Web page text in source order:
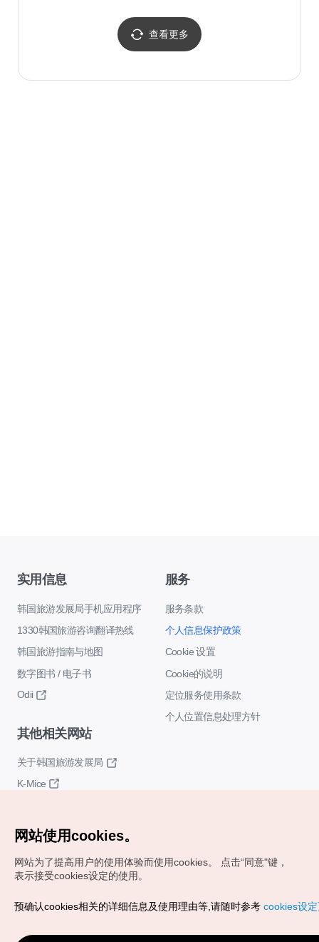
查看更多
实用信息
韩国旅游发展局手机应用程序
1330韩国旅游咨询翻译热线
韩国旅游指南与地图
数字图书 / 电子书
Odii
服务
服务条款
个人信息保护政策
Cookie 设置
Cookie的说明
定位服务使用条款
个人位置信息处理方针
其他相关网站
关于韩国旅游发展局
K-Mice
Copyrights (c) 韩国旅游发展局版权所有
VISITKOREA官方邮箱
网站使用cookies。
网站为了提高用户的使用体验而使用cookies。
点击“同意"键，
表示接受cookies设定的使用。
预确认cookies相关的详细信息及使用理由等,请随时参考 cookies设